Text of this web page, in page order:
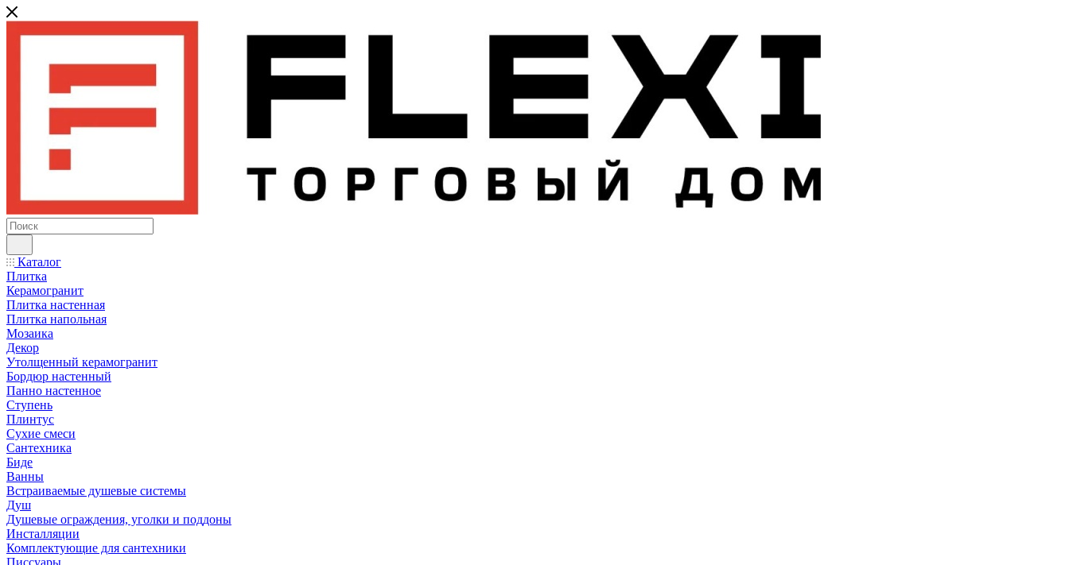
Каталог
Плитка
Керамогранит
Плитка настенная
Плитка напольная
Мозаика
Декор
Утолщенный керамогранит
Бордюр настенный
Панно настенное
Ступень
Плинтус
Сухие смеси
Сантехника
Биде
Ванны
Встраиваемые душевые системы
Душ
Душевые ограждения, уголки и поддоны
Инсталляции
Комплектующие для сантехники
Писсуары